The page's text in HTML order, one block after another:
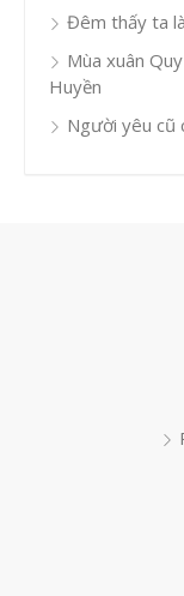
Đêm thấy ta
Mùa xuân
Huyền
Người yêu cũ